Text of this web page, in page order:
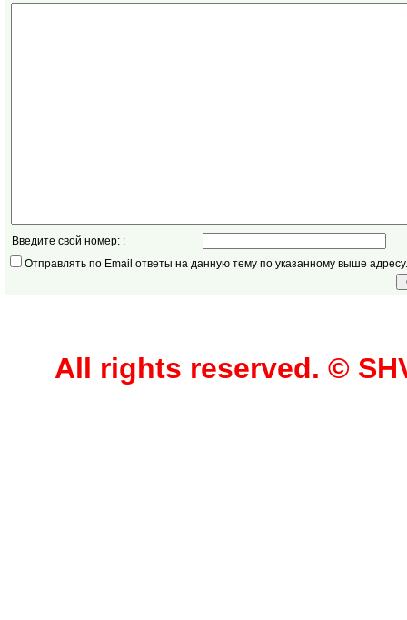
Введите свой номер: :
Отправлять по Email ответы на данную тему по указанному выше адресу.
All rights reserved. ©